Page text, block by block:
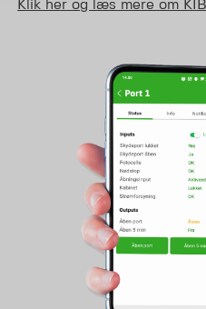
Klik her og læs mere om